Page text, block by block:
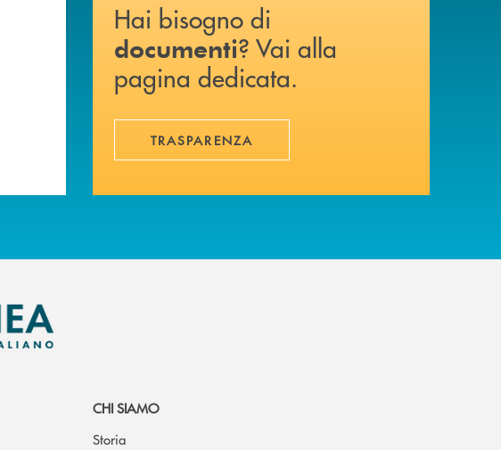
Hai bisogno di
documenti? Vai alla
pagina dedicata.
TRASPARENZA
CHI SIAMO
Storia